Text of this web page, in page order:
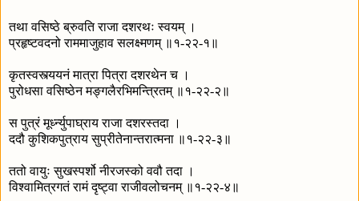
तथा वसिष्ठे ब्रुवति राजा दशरथः स्वयम् ।
प्रहृष्टवदनो राममाजुहाव सलक्ष्मणम् ॥१-२२-१॥
कृतस्वस्त्ययनं मात्रा पित्रा दशरथेन च ।
पुरोधसा वसिष्ठेन मङ्गलैरभिमन्त्रितम् ॥१-२२-२॥
स पुत्रं मूर्ध्न्युपाघ्राय राजा दशरस्तदा ।
ददौ कुशिकपुत्राय सुप्रीतेनान्तरात्मना ॥१-२२-३॥
ततो वायुः सुखस्पर्शो नीरजस्को ववौ तदा ।
विश्वामित्रगतं रामं दृष्ट्वा राजीवलोचनम् ॥१-२२-४॥